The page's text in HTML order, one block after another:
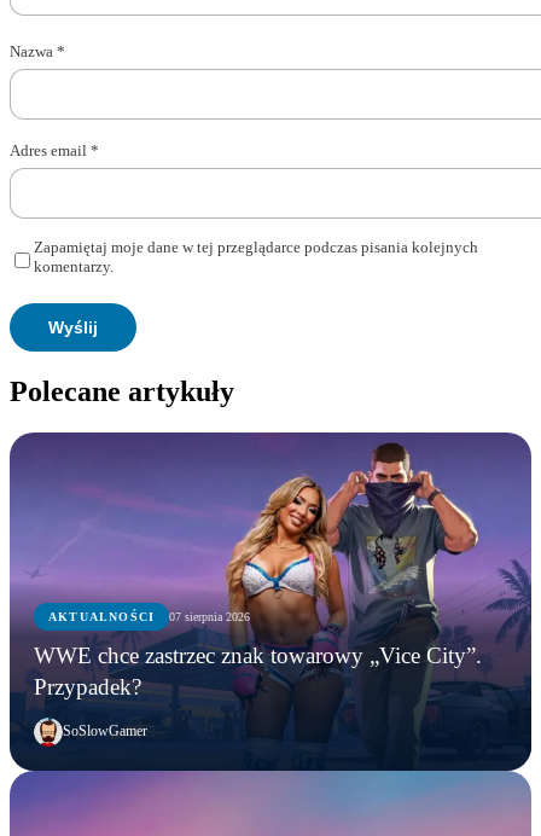
Nazwa *
Adres email *
Zapamiętaj moje dane w tej przeglądarce podczas pisania kolejnych
komentarzy.
Polecane artykuły
AKTUALNOŚCI 07 sierpnia 2026
WWE chce zastrzec znak towarowy „Vice City”.
Przypadek?
SoSlowGamer